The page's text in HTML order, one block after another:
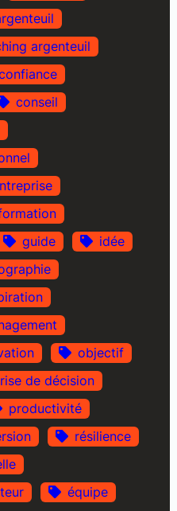
argenteuil
conseil
guide
idée
objectif
de décision
productivité
résilience
équipe